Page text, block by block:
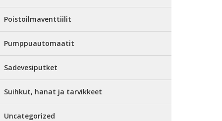
Poistoilmaventtiilit
Pumppuautomaatit
Sadevesiputket
Suihkut, hanat ja tarvikkeet
Uncategorized